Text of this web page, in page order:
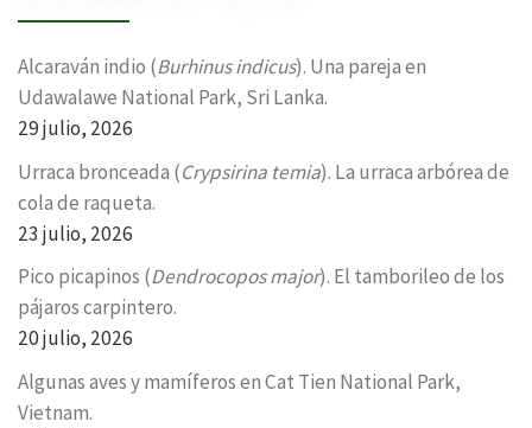
Alcaraván indio (Burhinus indicus). Una pareja en
Udawalawe National Park, Sri Lanka.
29 julio, 2026
Urraca bronceada (Crypsirina temia). La urraca arbórea de
cola de raqueta.
23 julio, 2026
Pico picapinos (Dendrocopos major). El tamborileo de los
pájaros carpintero.
20 julio, 2026
Algunas aves y mamíferos en Cat Tien National Park,
Vietnam.